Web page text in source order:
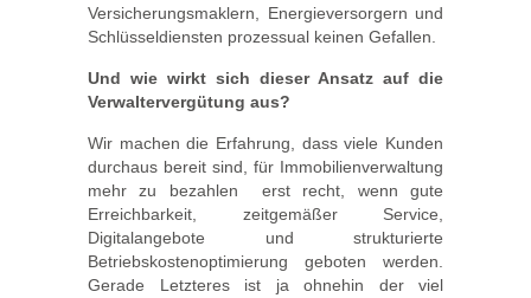
Versicherungsmaklern, Energieversorgern und
Schlüsseldiensten prozessual keinen Gefallen.
Und wie wirkt sich dieser Ansatz auf die
Verwaltervergütung aus?
Wir machen die Erfahrung, dass viele Kunden
durchaus bereit sind, für Immobilienverwaltung
mehr zu bezahlen  erst recht, wenn gute
Erreichbarkeit, zeitgemäßer Service,
Digitalangebote und strukturierte
Betriebskostenoptimierung geboten werden.
Gerade Letzteres ist ja ohnehin der viel